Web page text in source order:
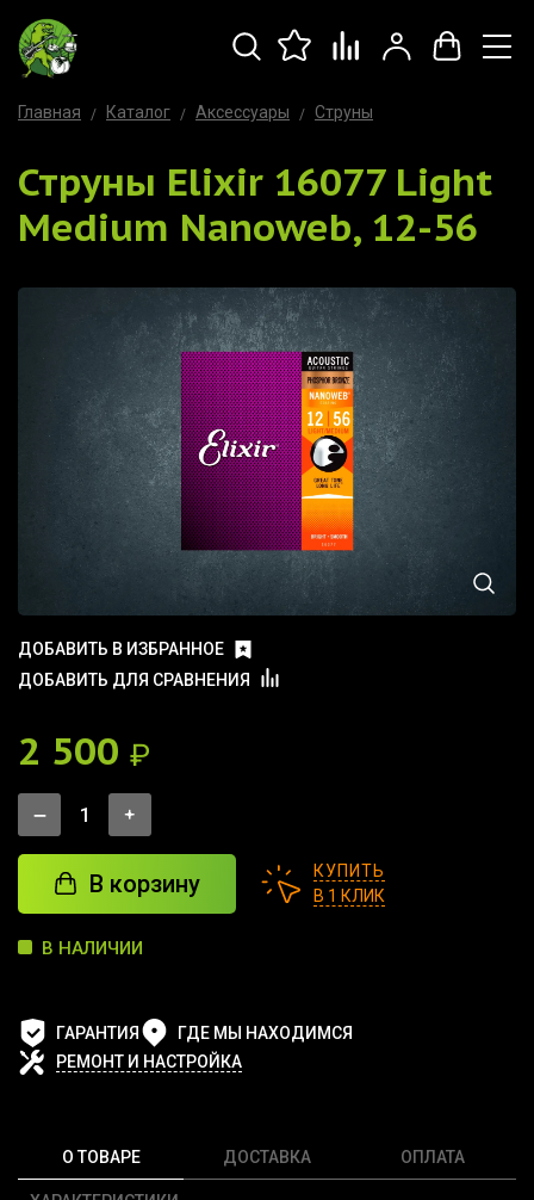
Главная Каталог Аксессуары Струны
Струны Elixir 16077 Light
Medium Nanoweb, 12-56
ДОБАВИТЬ В ИЗБРАННОЕ
ДОБАВИТЬ ДЛЯ СРАВНЕНИЯ
2 500 ₽
В корзину
КУПИТЬ
В 1 КЛИК
В НАЛИЧИИ
ГАРАНТИЯ
ГДЕ МЫ НАХОДИМСЯ
РЕМОНТ И НАСТРОЙКА
О ТОВАРЕ ДОСТАВКА ОПЛАТА